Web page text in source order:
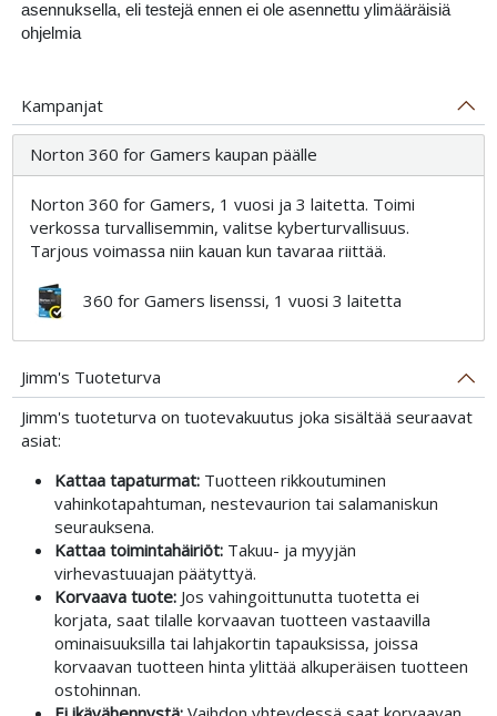
asennuksella, eli testejä ennen ei ole asennettu ylimääräisiä
ohjelmia
Kampanjat
Norton 360 for Gamers kaupan päälle
Norton 360 for Gamers, 1 vuosi ja 3 laitetta. Toimi
verkossa turvallisemmin, valitse kyberturvallisuus.
Tarjous voimassa niin kauan kun tavaraa riittää.
360 for Gamers lisenssi, 1 vuosi 3 laitetta
Jimm's Tuoteturva
Jimm's tuoteturva on tuotevakuutus joka sisältää seuraavat
asiat:
Kattaa tapaturmat:Tuotteen rikkoutuminen
vahinkotapahtuman, nestevaurion tai salamaniskun
seurauksena.
Kattaa toimintahäiriöt:Takuu- ja myyjän
virhevastuuajan päätyttyä.
Korvaava tuote:Jos vahingoittunutta tuotetta ei
korjata, saat tilalle korvaavan tuotteen vastaavilla
ominaisuuksilla tai lahjakortin tapauksissa, joissa
korvaavan tuotteen hinta ylittää alkuperäisen tuotteen
ostohinnan.